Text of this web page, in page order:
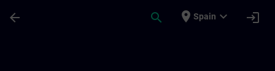
arrow_back search place Spain expand_more login